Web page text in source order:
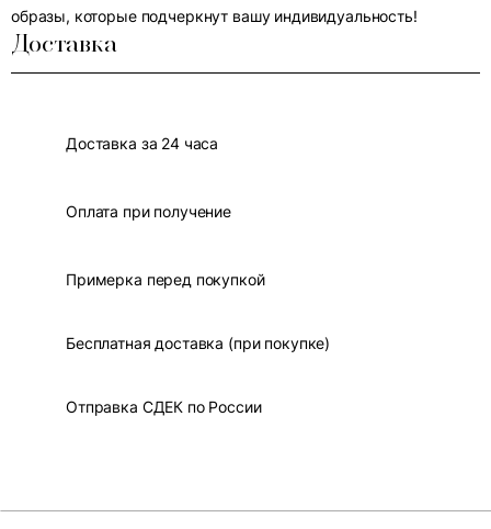
образы, которые подчеркнут вашу индивидуальность!
Доставка
Доставка за 24 часа
Оплата при получение
Примерка перед покупкой
Бесплатная доставка (при покупке)
Отправка СДЕК по России